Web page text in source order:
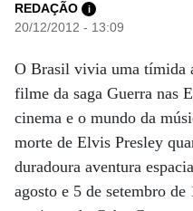
REDAÇÃO i
20/12/2012 - 13:09
O Brasil vivia uma tímida
filme da saga Guerra nas
cinema e o mundo da
morte de Elvis Presley
duradoura aventura
agosto e 5 de setembro